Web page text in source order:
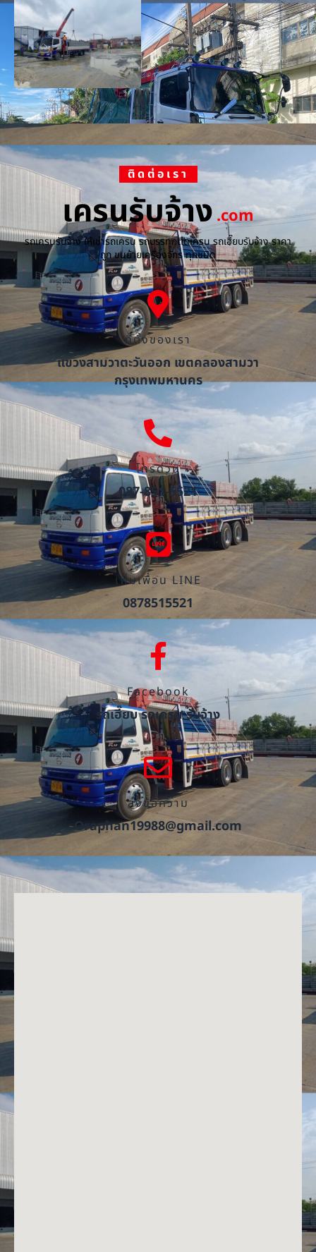
ติดต่อเรา
เครนรับจ้าง.com
รถเครนรับจ้าง ให้เช่ารถเครน รถบรรทุกติดเครน รถเฮี๊ยบรับจ้าง ราคา
ถูก ขนย้ายเครื่องจักร ทุกชนิด
ที่ตั้งของเรา
แขวงสามวาตะวันออก เขตคลองสามวา
กรุงเทพมหานคร
โทรด่วน
087-851-5521
เพิ่มเพื่อน LINE
0878515521
Facebook
รถเฮี๊ยบ รถเครน รับจ้าง
ส่งข้อความ
Oraphan19988@gmail.com